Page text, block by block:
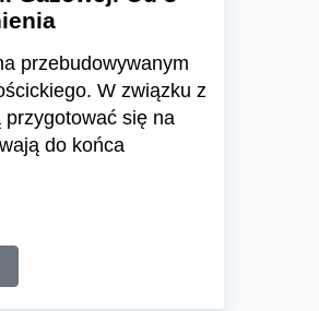
przebudowywanym
W związku z
się na
do końca